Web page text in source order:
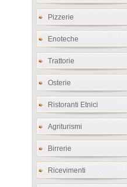
Pizzerie
Enoteche
Trattorie
Osterie
Ristoranti Etnici
Agriturismi
Birrerie
Ricevimenti